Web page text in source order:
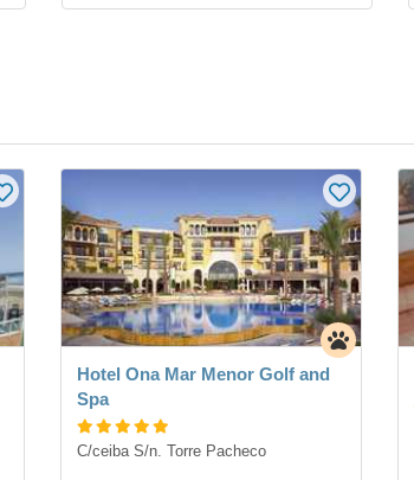
Hotel Ona Mar Menor Golf and
Spa
C/ceiba S/n. Torre Pacheco